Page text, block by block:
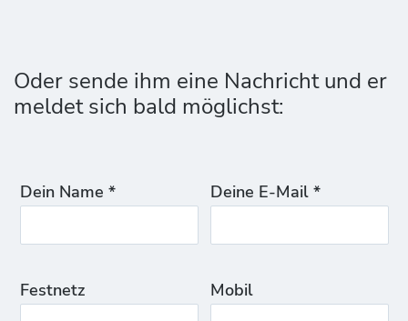
Oder sende ihm eine Nachricht und er
meldet sich bald möglichst:
Dein Name * Deine E-Mail *
Festnetz Mobil